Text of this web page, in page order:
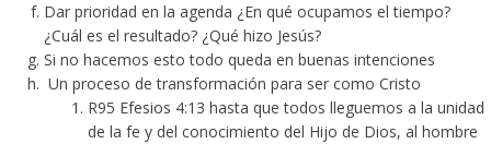
Dar prioridad en la agenda ¿En qué ocupamos el tiempo?
¿Cuál es el resultado? ¿Qué hizo Jesús?
Si no hacemos esto todo queda en buenas intenciones
Un proceso de transformación para ser como Cristo
R95 Efesios 4:13 hasta que todos lleguemos a la unidad
de la fe y del conocimiento del Hijo de Dios, al hombre